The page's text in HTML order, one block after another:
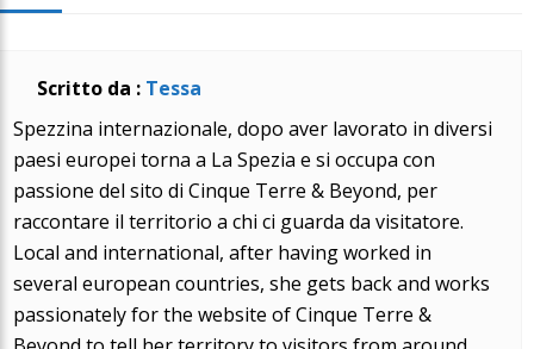
Scritto da : Tessa
Spezzina internazionale, dopo aver lavorato in diversi
paesi europei torna a La Spezia e si occupa con
passione del sito di Cinque Terre & Beyond, per
raccontare il territorio a chi ci guarda da visitatore.
Local and international, after having worked in
several european countries, she gets back and works
passionately for the website of Cinque Terre &